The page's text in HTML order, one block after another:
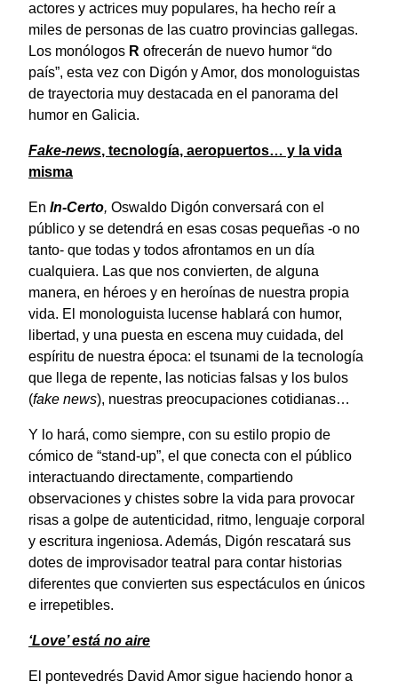
actores y actrices muy populares, ha hecho reír a
miles de personas de las cuatro provincias gallegas.
Los monólogos R ofrecerán de nuevo humor “do
país”, esta vez con Digón y Amor, dos monologuistas
de trayectoria muy destacada en el panorama del
humor en Galicia.
Fake-news, tecnología, aeropuertos… y la vida
misma
En In-Certo, Oswaldo Digón conversará con el
público y se detendrá en esas cosas pequeñas -o no
tanto- que todas y todos afrontamos en un día
cualquiera. Las que nos convierten, de alguna
manera, en héroes y en heroínas de nuestra propia
vida. El monologuista lucense hablará con humor,
libertad, y una puesta en escena muy cuidada, del
espíritu de nuestra época: el tsunami de la tecnología
que llega de repente, las noticias falsas y los bulos
(fake news), nuestras preocupaciones cotidianas…
Y lo hará, como siempre, con su estilo propio de
cómico de “stand-up”, el que conecta con el público
interactuando directamente, compartiendo
observaciones y chistes sobre la vida para provocar
risas a golpe de autenticidad, ritmo, lenguaje corporal
y escritura ingeniosa. Además, Digón rescatará sus
dotes de improvisador teatral para contar historias
diferentes que convierten sus espectáculos en únicos
e irrepetibles.
‘Love’ está no aire
El pontevedrés David Amor sigue haciendo honor a